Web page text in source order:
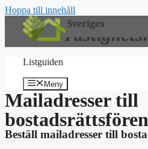
Hoppa till innehåll
Listguiden
Meny
Mailadresser till
Beställ mailadresser till